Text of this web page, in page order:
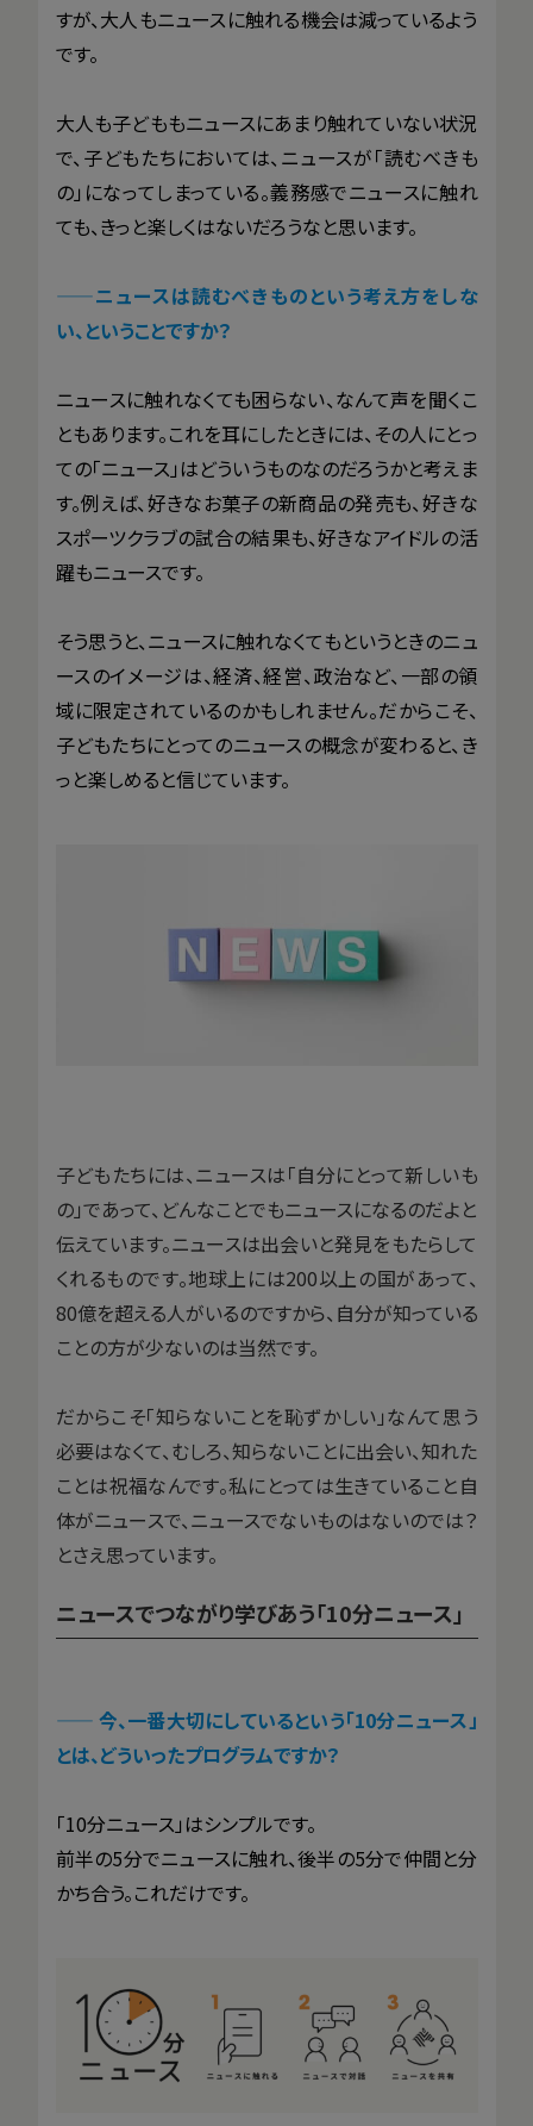
すが、大人もニュースに触れる機会は減っているよう
です。
大人も子どももニュースにあまり触れていない状況
で、子どもたちにおいては、ニュースが「読むべきも
の」になってしまっている。義務感でニュースに触れ
ても、きっと楽しくはないだろうなと思います。
——ニュースは読むべきものという考え方をしな
い、ということですか？
ニュースに触れなくても困らない、なんて声を聞くこ
ともあります。これを耳にしたときには、その人にとっ
ての「ニュース」はどういうものなのだろうかと考えま
す。例えば、好きなお菓子の新商品の発売も、好きな
スポーツクラブの試合の結果も、好きなアイドルの活
躍もニュースです。
そう思うと、ニュースに触れなくてもというときのニュ
ースのイメージは、経済、経営、政治など、一部の領
域に限定されているのかもしれません。だからこそ、
子どもたちにとってのニュースの概念が変わると、き
っと楽しめると信じています。
子どもたちには、ニュースは「自分にとって新しいも
の」であって、どんなことでもニュースになるのだよと
伝えています。ニュースは出会いと発見をもたらして
くれるものです。地球上には200以上の国があって、
80億を超える人がいるのですから、自分が知っている
ことの方が少ないのは当然です。
だからこそ「知らないことを恥ずかしい」なんて思う
必要はなくて、むしろ、知らないことに出会い、知れた
ことは祝福なんです。私にとっては生きていること自
体がニュースで、ニュースでないものはないのでは？
とさえ思っています。
ニュースでつながり学びあう「10分ニュース」
—— 今、一番大切にしているという「10分ニュース」
とは、どういったプログラムですか？
「10分ニュース」はシンプルです。
前半の5分でニュースに触れ、後半の5分で仲間と分
かち合う。これだけです。